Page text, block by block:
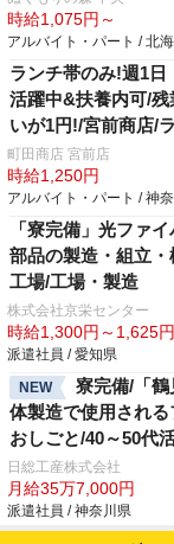
時給1,075円～
アルバイト・パート / 北
ランチ帯のみ!週1日
活躍中&扶養内可/
いが1円!/宮前商店/
スタッフ
町田商店 宮前店
時給1,250円
アルバイト・パート / 神
「寮完備」光ファ
部品の製造・組立・
工場/工場・製造
株式会社京栄センター
時給1,300円～1,625円
派遣社員 / 愛知県
NEW
寮完備/「
体製造で使用され
おしごと/40～50代
業/給与前渡しOK
日総工産株式会社
月給35万7,000円
派遣社員 / 神奈川県